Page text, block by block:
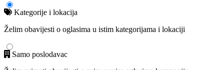
Kategorije i lokacija
Želim obavijesti o oglasima u istim kategorijama i lokaciji
Samo poslodavac